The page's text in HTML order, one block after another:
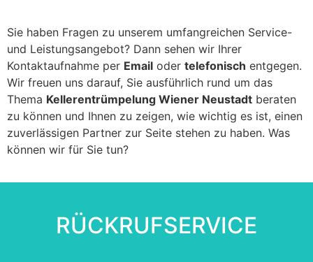
Sie haben Fragen zu unserem umfangreichen Service-
und Leistungsangebot? Dann sehen wir Ihrer
Kontaktaufnahme per Email oder telefonisch entgegen.
Wir freuen uns darauf, Sie ausführlich rund um das
Thema Kellerentrümpelung Wiener Neustadt beraten
zu können und Ihnen zu zeigen, wie wichtig es ist, einen
zuverlässigen Partner zur Seite stehen zu haben. Was
können wir für Sie tun?
RÜCKRUFSERVICE